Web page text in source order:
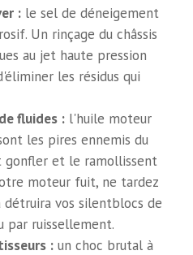
: le sel de déneigement
Un rinçage du châssis
au jet haute pression
les résidus qui
fluides : l'huile moteur
les pires ennemis du
gonfler et le ramollissent
moteur fuit, ne tardez
détruira vos silentblocs de
par ruissellement.
: un choc brutal à